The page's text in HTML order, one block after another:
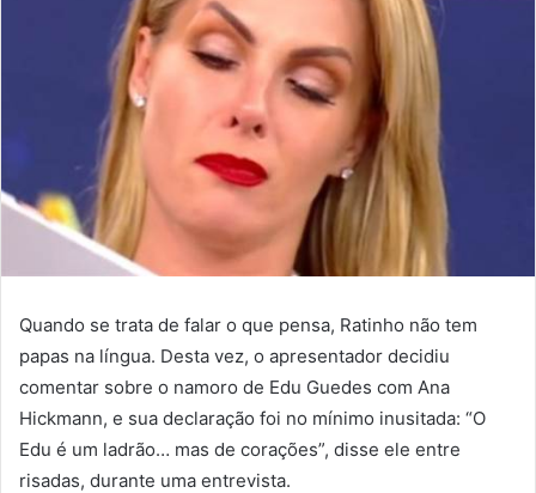
Quando se trata de falar o que pensa, Ratinho não tem
papas na língua. Desta vez, o apresentador decidiu
comentar sobre o namoro de Edu Guedes com Ana
Hickmann, e sua declaração foi no mínimo inusitada: “O
Edu é um ladrão… mas de corações”, disse ele entre
risadas, durante uma entrevista.